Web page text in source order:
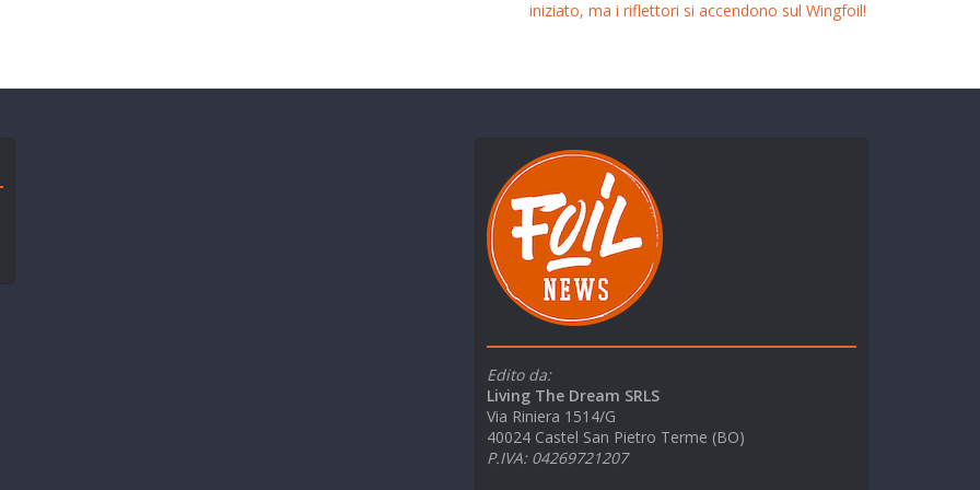
iniziato, ma i riflettori si accendono sul Wingfoil!
Edito da:
Living The Dream SRLS
Via Riniera 1514/G
40024 Castel San Pietro Terme (BO)
P.IVA: 04269721207